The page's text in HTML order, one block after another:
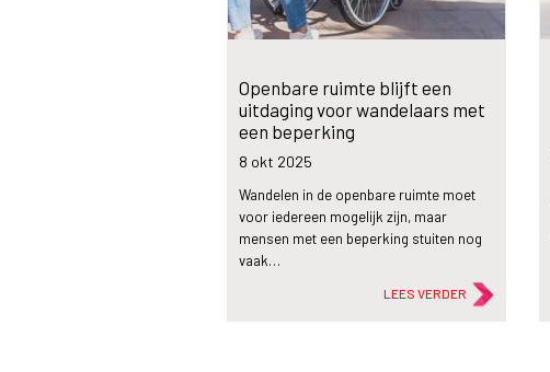
Openbare ruimte blijft een
uitdaging voor wandelaars met
een beperking
8 okt 2025
Wandelen in de openbare ruimte moet
voor iedereen mogelijk zijn, maar
mensen met een beperking stuiten nog
vaak…
LEES VERDER